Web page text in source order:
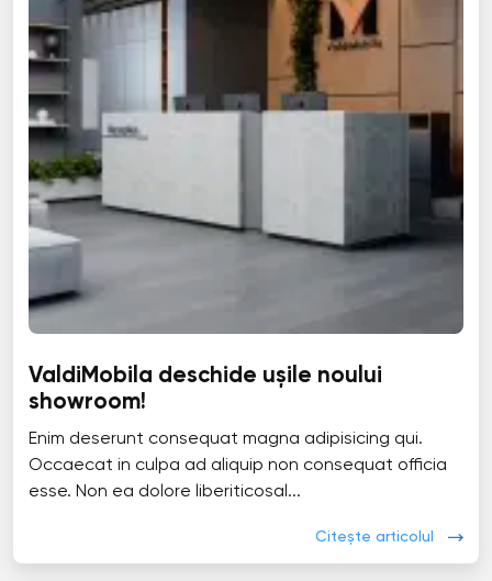
ValdiMobila deschide ușile noului
showroom!
Enim deserunt consequat magna adipisicing qui.
Occaecat in culpa ad aliquip non consequat officia
esse. Non ea dolore liberiticosal...
Citește articolul